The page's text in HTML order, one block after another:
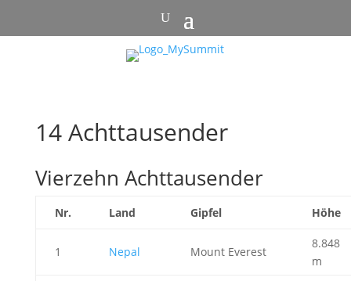
14 Achttausender
Vierzehn Achttausender
Nr. Land Gipfel Höhe
1 Nepal Mount Everest
8.848
m